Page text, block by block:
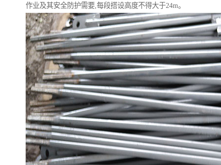
作业及其安全防护需要,每段搭设高度不得大于24m。